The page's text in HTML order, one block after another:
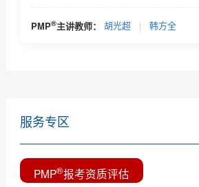
全球PMP认证人数2019年4月
PMP®主讲教师： 胡光超 | 韩方全
服务专区
PMP®报考资质评估